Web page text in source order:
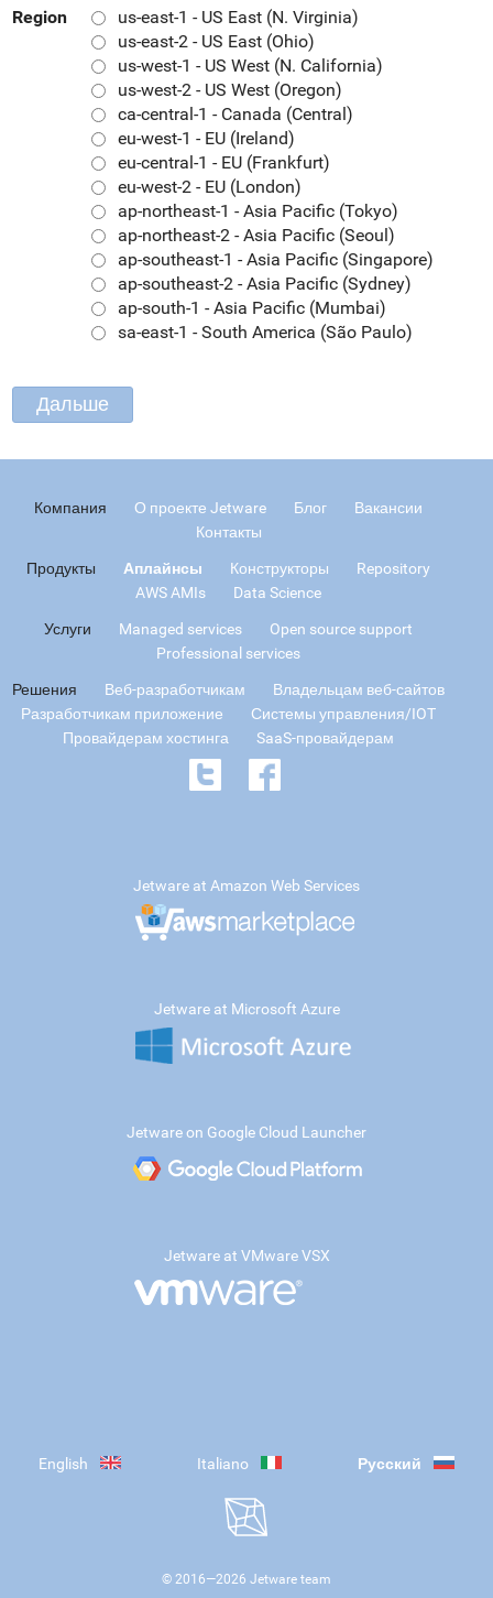
Region
us-east-1 - US East (N. Virginia)
us-east-2 - US East (Ohio)
us-west-1 - US West (N. California)
us-west-2 - US West (Oregon)
ca-central-1 - Canada (Central)
eu-west-1 - EU (Ireland)
eu-central-1 - EU (Frankfurt)
eu-west-2 - EU (London)
ap-northeast-1 - Asia Pacific (Tokyo)
ap-northeast-2 - Asia Pacific (Seoul)
ap-southeast-1 - Asia Pacific (Singapore)
ap-southeast-2 - Asia Pacific (Sydney)
ap-south-1 - Asia Pacific (Mumbai)
sa-east-1 - South America (São Paulo)
Компания О проекте Jetware Блог
Вакансии
Контакты
Продукты Аплайнсы Конструкторы
Repository
AWS AMIs
Data Science
Услуги Managed services
Open source support
Professional services
Решения Веб-разработчикам
Владельцам веб-сайтов
Разработчикам приложение
Системы управления/IOT
Провайдерам хостинга
SaaS-провайдерам
Jetware at Amazon Web Services
Jetware at Microsoft Azure
Jetware on Google Cloud Launcher
Jetware at VMware VSX
English Italiano Русский
© 2016—2026 Jetware team